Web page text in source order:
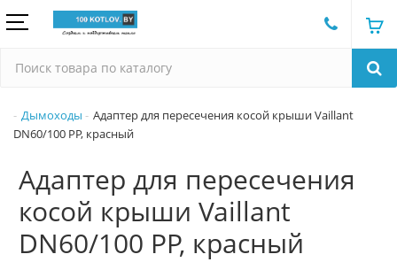
Дымоходы
Адаптер для пересечения косой крыши Vaillant
DN60/100 PP, красный
Адаптер для пересечения
косой крыши Vaillant
DN60/100 PP, красный